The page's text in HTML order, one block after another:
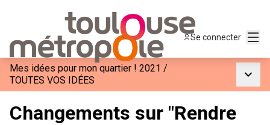
Se connecter
Mes idées pour mon quartier ! 2021 /
TOUTES VOS IDÉES
Changements sur "Rendre